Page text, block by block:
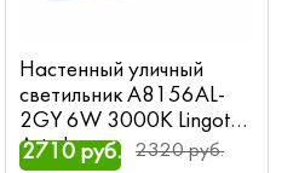
Настенный уличный
светильник A8156AL-
2GY 6W 3000K Lingotto
Arte Lamp
2710 руб. 2320 руб.